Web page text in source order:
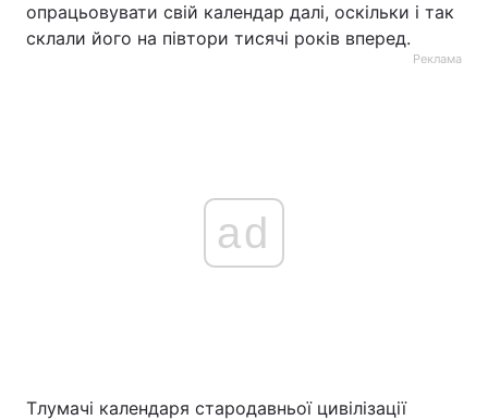
опрацьовувати свій календар далі, оскільки і так
склали його на півтори тисячі років вперед.
Реклама
ad
Тлумачі календаря стародавньої цивілізації